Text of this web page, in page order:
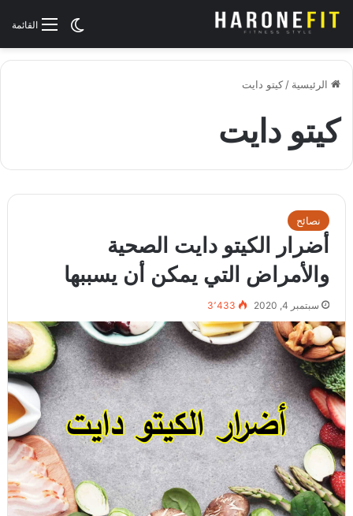
القائمةالوضع
الرئيسية / كيتو دايت
كيتو دايت
نصائح
أضرار الكيتو دايت الصحية
والأمراض التي يمكن أن يسببها
سبتمبر 4, 2020 3٬433